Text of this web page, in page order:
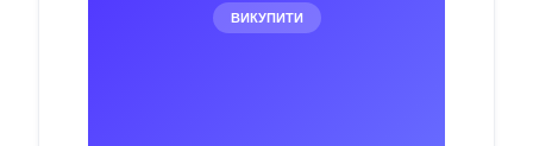
ВИКУПИТИ